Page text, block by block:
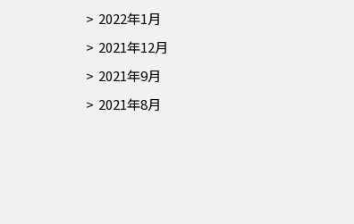
2022年1月
2021年12月
2021年9月
2021年8月